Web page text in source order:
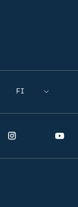
Instagram
Selecting
Kieli